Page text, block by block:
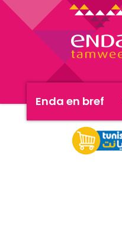
Enda en bref